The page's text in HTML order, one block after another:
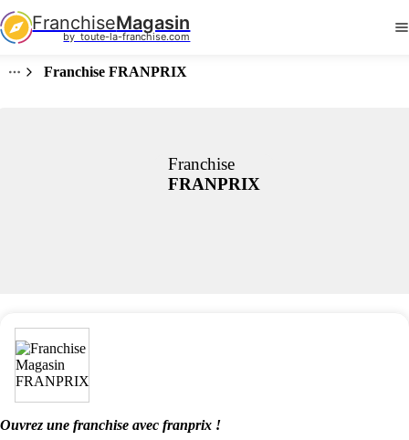
FranchiseMagasin
by  toute-la-franchise.com
Franchise FRANPRIX
Franchise
FRANPRIX
Ouvrez une franchise avec franprix !